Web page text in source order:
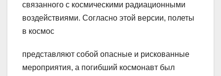
связанного с космическими радиационными
воздействиями. Согласно этой версии, полеты
в космос
представляют собой опасные и рискованные
мероприятия, а погибший космонавт был